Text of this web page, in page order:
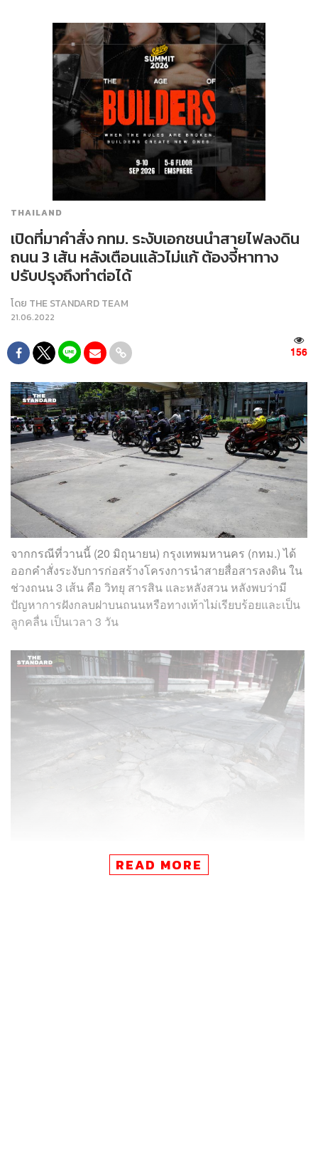
THAILAND
เปิดที่มาคำสั่ง กทม. ระงับเอกชนนำสายไฟลงดิน
ถนน 3 เส้น หลังเตือนแล้วไม่แก้ ต้องจี้หาทาง
ปรับปรุงถึงทำต่อได้
โดย THE STANDARD TEAM
21.06.2022
156
จากกรณีที่วานนี้ (20 มิถุนายน) กรุงเทพมหานคร (กทม.) ได้
ออกคำสั่งระงับการก่อสร้างโครงการนำสายสื่อสารลงดิน ใน
ช่วงถนน 3 เส้น คือ วิทยุ สารสิน และหลังสวน หลังพบว่ามี
ปัญหาการฝังกลบฝาบนถนนหรือทางเท้าไม่เรียบร้อยและเป็น
ลูกคลื่น เป็นเวลา 3 วัน
READ MORE